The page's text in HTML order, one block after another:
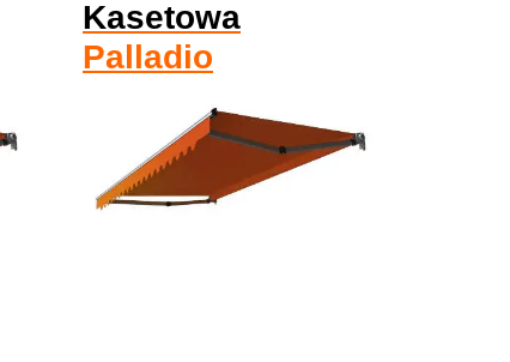
Kasetowa
Palladio